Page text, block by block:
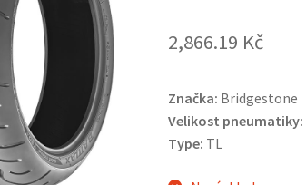
2,866.19 Kč
Značka: Bridgestone
Velikost pneumatiky:
Type: TL